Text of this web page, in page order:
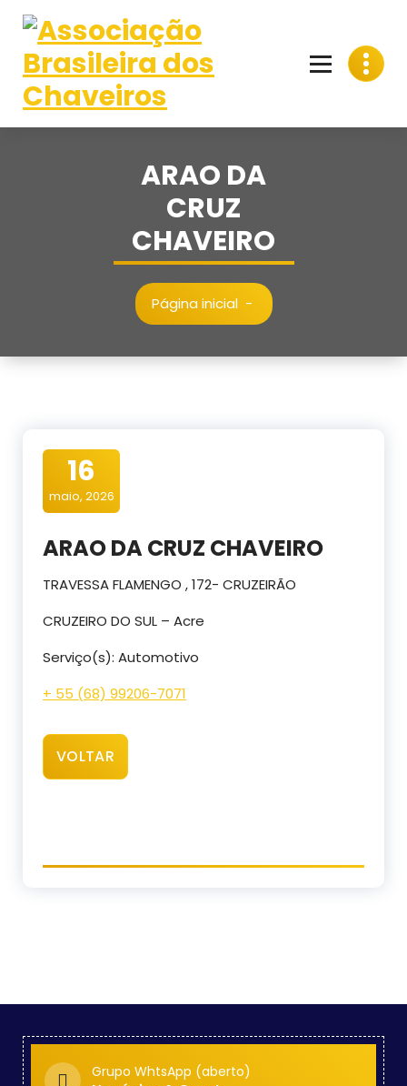
para
conteúdo
ARAO DA
CRUZ
CHAVEIRO
Página inicial-
16
maio, 2026
ARAO DA CRUZ CHAVEIRO
TRAVESSA FLAMENGO , 172- CRUZEIRÃO
CRUZEIRO DO SUL – Acre
Serviço(s): Automotivo
+ 55 (68) 99206-7071
VOLTAR
Grupo WhtsApp (aberto)